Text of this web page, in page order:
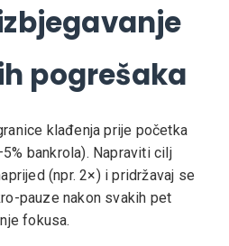
pogrešaka
klađenja prije početka
bankrola). Napraviti cilj
(npr. 2×) i pridržavaj se
pauze nakon svakih pet
fokusa.